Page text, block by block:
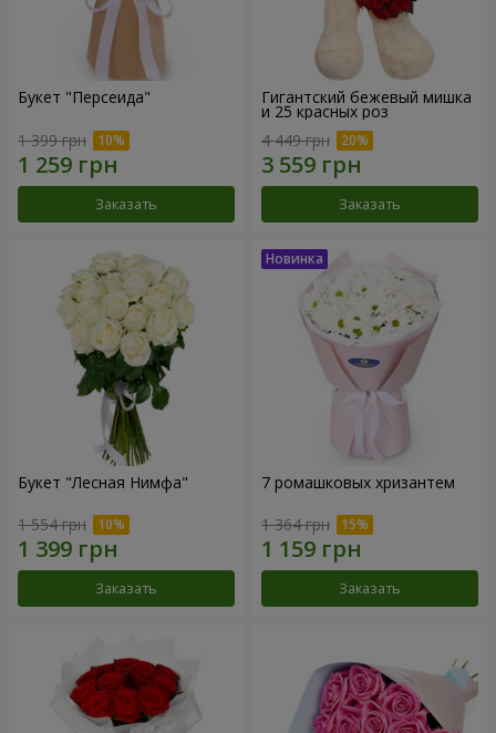
Букет "Персеида"
1 399 грн
Заказать
Гигантский бежевый мишка
и 25 красных роз
4 449 грн
Заказать
Букет "Лесная Нимфа"
1 554 грн
Заказать
7 ромашковых хризантем
1 364 грн
Заказать